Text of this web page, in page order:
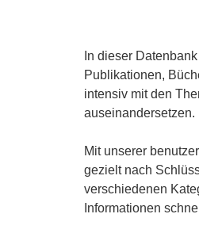
In dieser
Publikationen,
intensiv mit den
auseinandersetzen.
Mit unserer
gezielt nach
verschiedenen
Informationen